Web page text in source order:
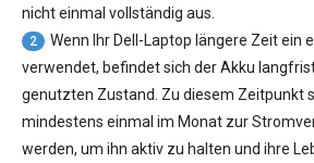
nicht einmal vollständig aus.
2
Wenn Ihr Dell-Laptop längere Zeit ein
verwendet, befindet sich der Akku
genutzten Zustand. Zu diesem Zeitpunkt
mindestens einmal im Monat zur
werden, um ihn aktiv zu halten und ihre